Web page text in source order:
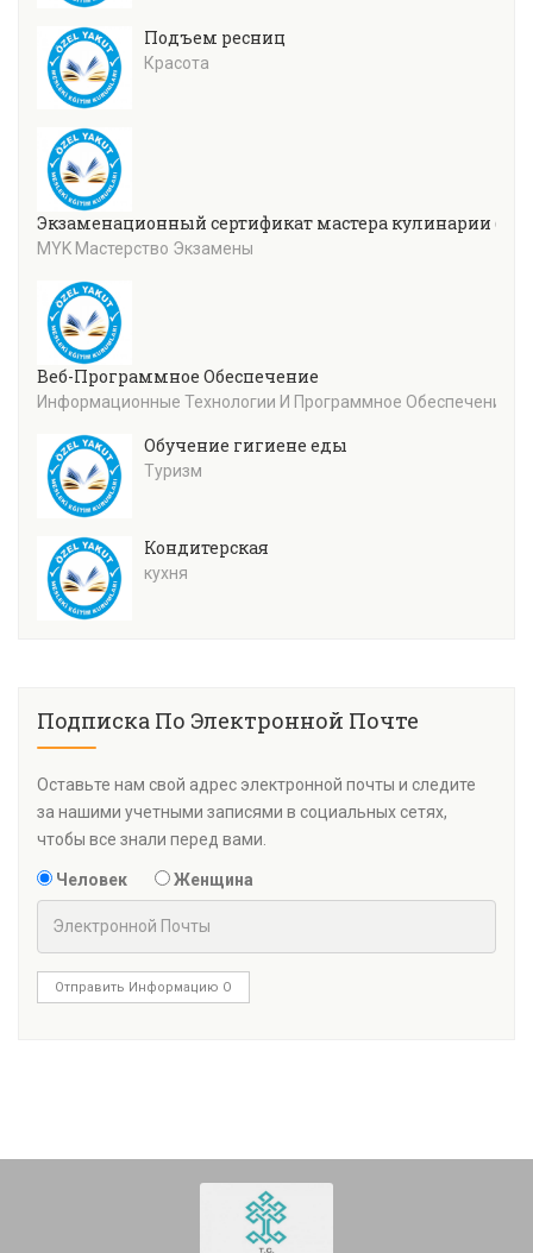
Подъем ресниц
Красота
Экзаменационный сертификат мастера кулинарии
MYK Мастерство Экзамены
Веб-Программное Обеспечение
Информационные Технологии И Программное Обеспечение
Обучение гигиене еды
Туризм
Кондитерская
кухня
Подписка По Электронной Почте
Оставьте нам свой адрес электронной почты и следите
за нашими учетными записями в социальных сетях,
чтобы все знали перед вами.
Человек Женщина
Отправить Информацию О